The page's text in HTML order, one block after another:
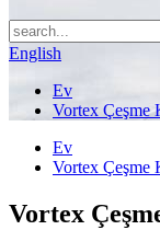
English
Ev
Vortex Çeşme
Ev
Vortex Çeşme
Vortex